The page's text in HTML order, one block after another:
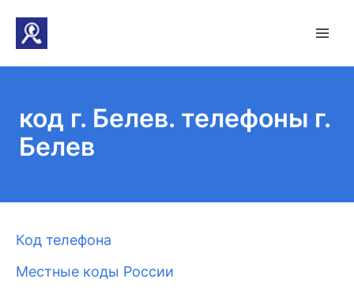
код г. Белев. телефоны г.
Белев
Код телефона
Местные коды России